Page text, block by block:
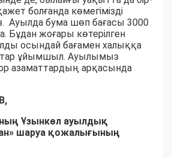
болғанда көмегімізді
Ауылда бума шөп бағасы 3000
Бұдан жоғары көтерілген
осындай бағамен халыққа
ұйымшыл. Ауылымыз
азаматтардың арқасында
Ұзынкөл ауылдық
шаруа қожалығының